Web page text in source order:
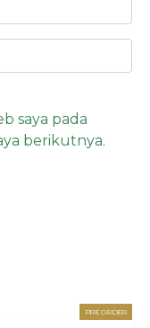
saya pada
berikutnya.
PRE ORDER